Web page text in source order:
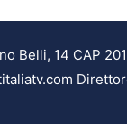
Belli, 14 CAP